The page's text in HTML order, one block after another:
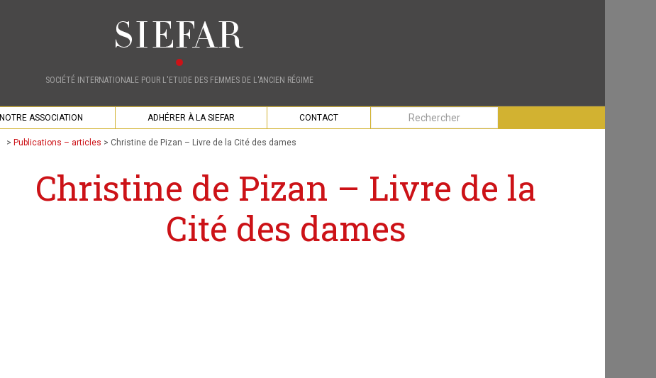
SOCIÉTÉ INTERNATIONALE POUR L'ETUDE DES FEMMES DE L'ANCIEN RÉGIME
NOTRE ASSOCIATION ADHÉRER À LA SIEFAR CONTACT
> Publications – articles > Christine de Pizan – Livre de la Cité des dames
Christine de Pizan – Livre de la
Cité des dames